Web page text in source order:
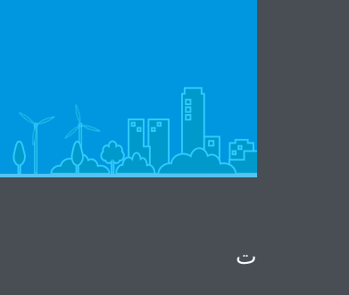
المنتجات